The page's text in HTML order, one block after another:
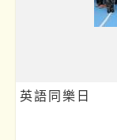
英語同樂日